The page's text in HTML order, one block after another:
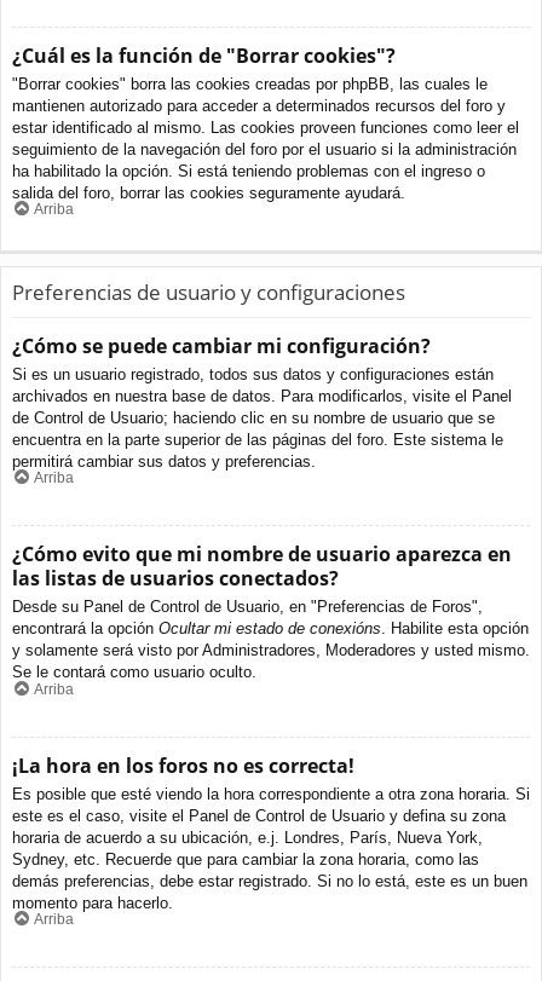
¿Cuál es la función de "Borrar cookies"?
"Borrar cookies" borra las cookies creadas por phpBB, las cuales le
mantienen autorizado para acceder a determinados recursos del foro y
estar identificado al mismo. Las cookies proveen funciones como leer el
seguimiento de la navegación del foro por el usuario si la administración
ha habilitado la opción. Si está teniendo problemas con el ingreso o
salida del foro, borrar las cookies seguramente ayudará.
Arriba
Preferencias de usuario y configuraciones
¿Cómo se puede cambiar mi configuración?
Si es un usuario registrado, todos sus datos y configuraciones están
archivados en nuestra base de datos. Para modificarlos, visite el Panel
de Control de Usuario; haciendo clic en su nombre de usuario que se
encuentra en la parte superior de las páginas del foro. Este sistema le
permitirá cambiar sus datos y preferencias.
Arriba
¿Cómo evito que mi nombre de usuario aparezca en
las listas de usuarios conectados?
Desde su Panel de Control de Usuario, en "Preferencias de Foros",
encontrará la opción Ocultar mi estado de conexións. Habilite esta opción
y solamente será visto por Administradores, Moderadores y usted mismo.
Se le contará como usuario oculto.
Arriba
¡La hora en los foros no es correcta!
Es posible que esté viendo la hora correspondiente a otra zona horaria. Si
este es el caso, visite el Panel de Control de Usuario y defina su zona
horaria de acuerdo a su ubicación, e.j. Londres, París, Nueva York,
Sydney, etc. Recuerde que para cambiar la zona horaria, como las
demás preferencias, debe estar registrado. Si no lo está, este es un buen
momento para hacerlo.
Arriba